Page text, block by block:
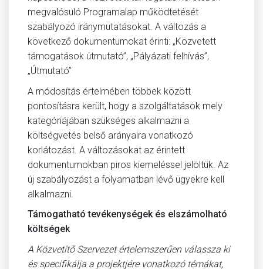
megvalósuló Programalap működtetését
szabályozó iránymutatásokat. A változás a
következő dokumentumokat érinti: „Közvetett
támogatások útmutató”, „Pályázati felhívás”,
„Útmutató”
A módosítás értelmében többek között
pontosításra került, hogy a szolgáltatások mely
kategóriájában szükséges alkalmazni a
költségvetés belső arányaira vonatkozó
korlátozást. A változásokat az érintett
dokumentumokban piros kiemeléssel jelöltük. Az
új szabályozást a folyamatban lévő ügyekre kell
alkalmazni.
Támogatható tevékenységekés elszámolható
költségek
A Közvetítő Szervezet értelemszerűen válassza ki
és specifikálja a projektjére vonatkozó témákat,